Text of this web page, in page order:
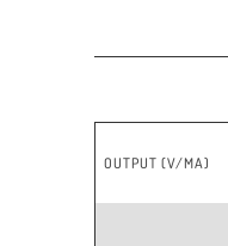
OUTPUT (V/MA)